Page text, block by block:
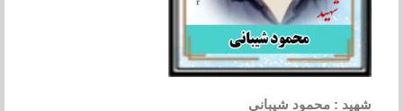
شهید : محمود شیبانی